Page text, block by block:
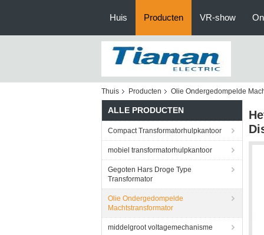
Huis Producten VR-show
Thuis Producten Olie Ondergedompelde
ALLE PRODUCTEN
Compact Transformatorhulpkantoor
mobiel transformatorhulpkantoor
Gegoten Hars Droge Type
Transformator
Olie Ondergedompelde
Machtstransformator
middelgroot voltagemechanisme